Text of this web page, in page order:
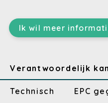
Ik wil meer
Verantwoordelijk
Technisch EPC